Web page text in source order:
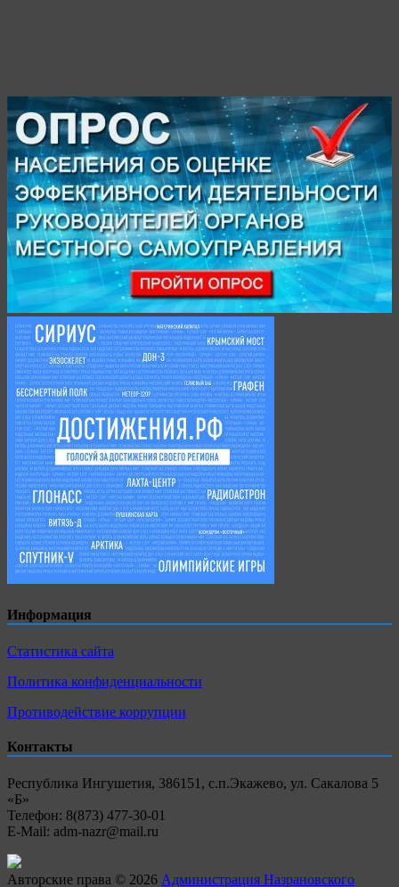
Информация
Статистика сайта
Политика конфиденциальности
Противодействие коррупции
Контакты
Республика Ингушетия, 386151, с.п.Экажево, ул. Сакалова 5
«Б»
Телефон: 8(873) 477-30-01
E-Mail: adm-nazr@mail.ru
Авторские права © 2026 Администрация Назрановского